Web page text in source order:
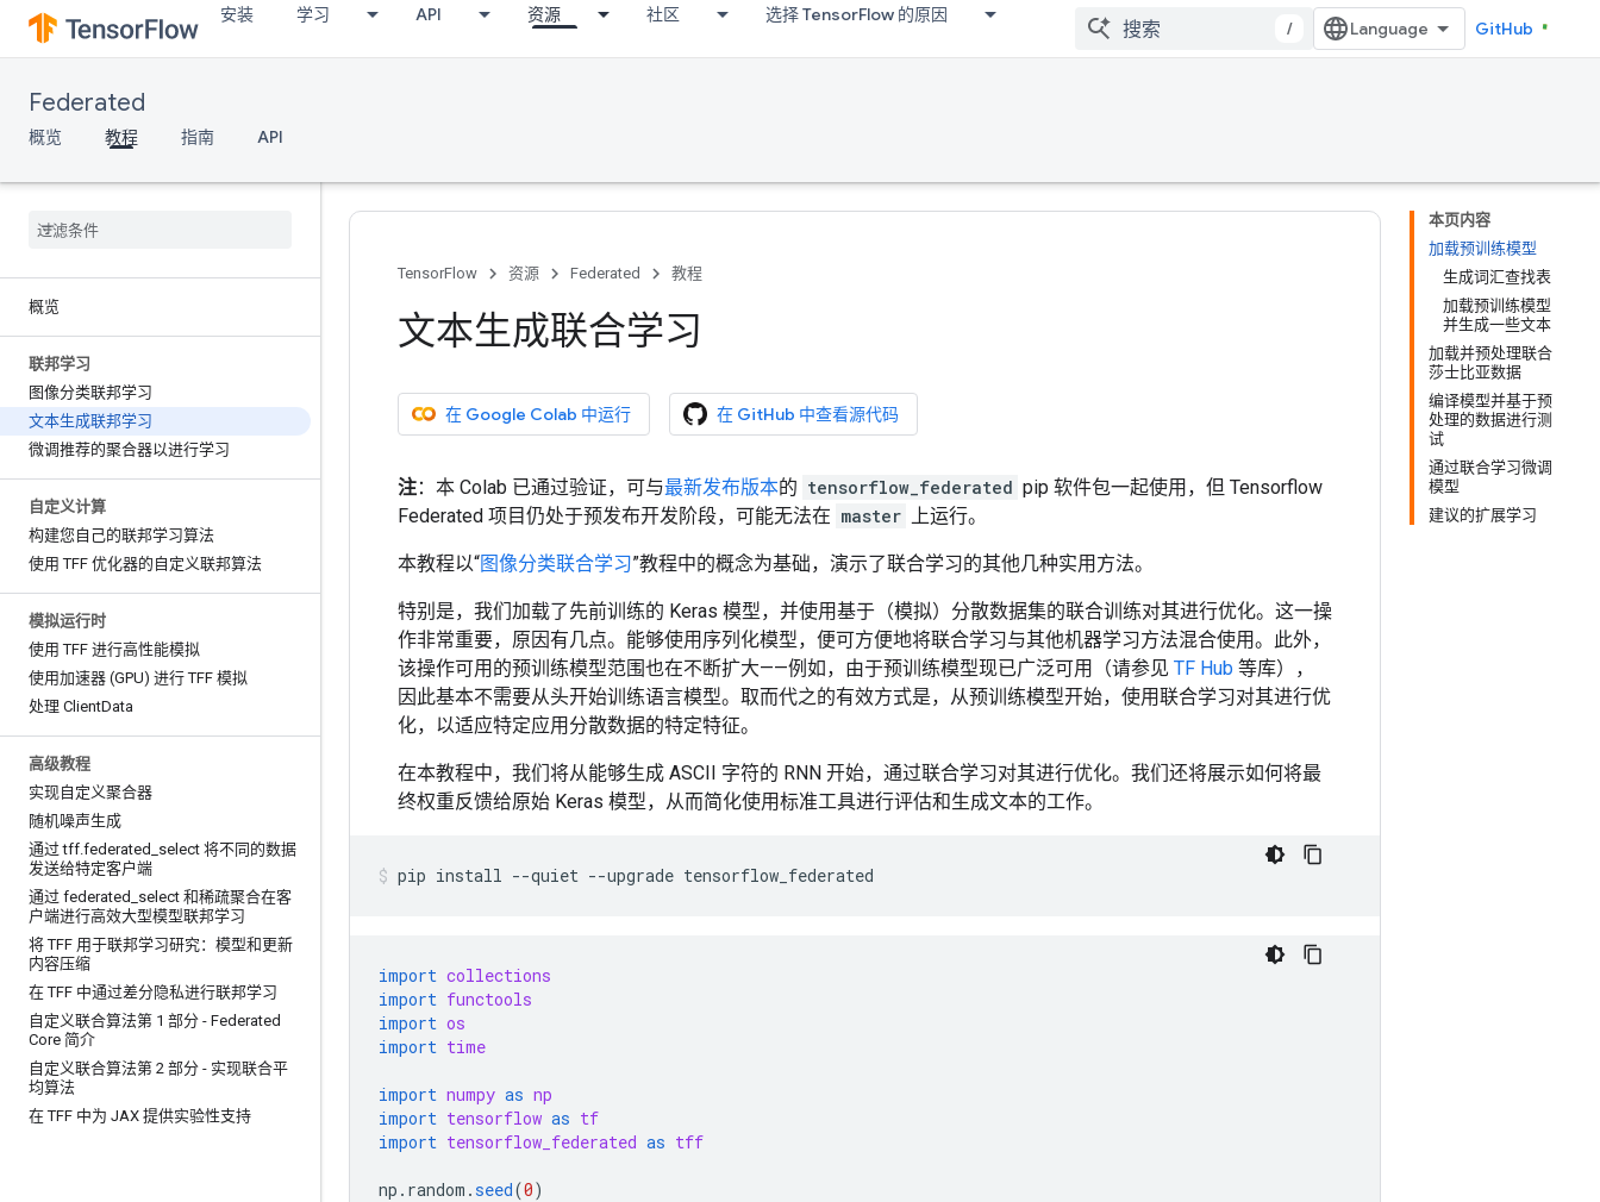
安装 学习 API 资源 社区 选择 TensorFlow 的原因
/ GitHub
Federated
概览 教程 指南 API
概览
联邦学习
图像分类联邦学习
文本生成联邦学习
微调推荐的聚合器以进行学习
自定义计算
构建您自己的联邦学习算法
使用 TFF 优化器的自定义联邦算法
模拟运行时
使用 TFF 进行高性能模拟
使用加速器 (GPU) 进行 TFF 模拟
处理 ClientData
高级教程
实现自定义聚合器
随机噪声生成
通过 tff.federated select 将不同的数据
发送给特定客户端
通过 federated select 和稀疏聚合在客
户端进行高效大型模型联邦学习
将 TFF 用于联邦学习研究：模型和更新
内容压缩
在 TFF 中通过差分隐私进行联邦学习
自定义联合算法第 1 部分 - Federated
Core 简介
自定义联合算法第 2 部分 - 实现联合平
均算法
在 TFF 中为 JAX 提供实验性支持
本页内容
加载预训练模型
生成词汇查找表
加载预训练模型
并生成一些文本
加载并预处理联合
莎士比亚数据
编译模型并基于预
处理的数据进行测
试
通过联合学习微调
模型
建议的扩展学习
TensorFlow 资源 Federated 教程
文本生成联合学习
在 Google Colab 中运行 在 GitHub 中查看源代码
注：本 Colab 已通过验证，可与最新发布版本的 tensorflow_federated pip 软件包一起使用，但 Tensorflow
Federated 项目仍处于预发布开发阶段，可能无法在 master 上运行。
本教程以“图像分类联合学习”教程中的概念为基础，演示了联合学习的其他几种实用方法。
特别是，我们加载了先前训练的 Keras 模型，并使用基于（模拟）分散数据集的联合训练对其进行优化。这一操
作非常重要，原因有几点。能够使用序列化模型，便可方便地将联合学习与其他机器学习方法混合使用。此外，
该操作可用的预训练模型范围也在不断扩大——例如，由于预训练模型现已广泛可用（请参见 TF Hub 等库），
因此基本不需要从头开始训练语言模型。取而代之的有效方式是，从预训练模型开始，使用联合学习对其进行优
化，以适应特定应用分散数据的特定特征。
在本教程中，我们将从能够生成 ASCII 字符的 RNN 开始，通过联合学习对其进行优化。我们还将展示如何将最
终权重反馈给原始 Keras 模型，从而简化使用标准工具进行评估和生成文本的工作。
pip install --quiet --upgrade tensorflow_federated
import collections
import functools
import os
import time
import numpy as np
import tensorflow as tf
import tensorflow_federated as tff
np . random .seed(0)